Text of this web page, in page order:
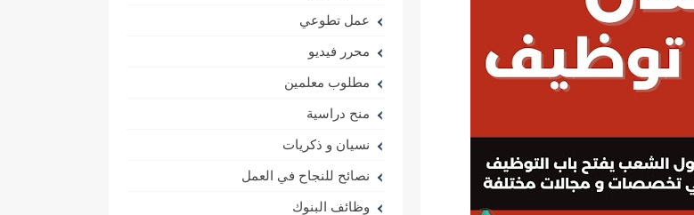
عمل تطوعي
محرر فيديو
مطلوب معلمين
منح دراسية
نسيان و ذكريات
نصائح للنجاح في العمل
وظائف البنوك